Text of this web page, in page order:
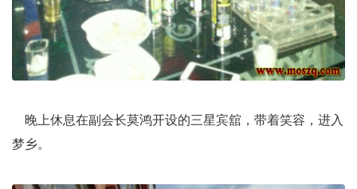
晚上休息在副会长莫鸿开设的三星宾舘，带着笑容，进入
梦乡。